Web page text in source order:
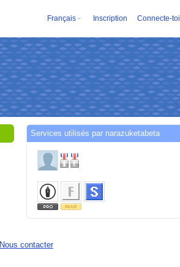
Français Inscription Connecte-toi
Services utilisés par narazuketabeta
Nous contacter